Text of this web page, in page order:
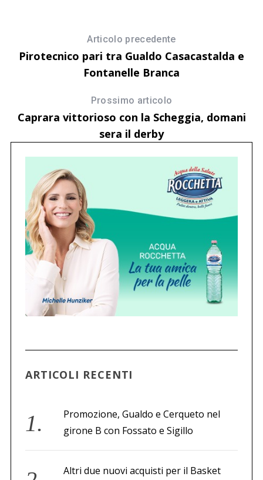
Articolo precedente
Pirotecnico pari tra Gualdo Casacastalda e
Fontanelle Branca
Prossimo articolo
Caprara vittorioso con la Scheggia, domani
sera il derby
ARTICOLI RECENTI
Promozione, Gualdo e Cerqueto nel
girone B con Fossato e Sigillo
Altri due nuovi acquisti per il Basket